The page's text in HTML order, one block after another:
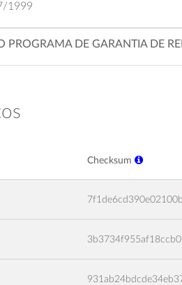
1999
PROGRAMA DE GARANTIA DE
Checksum